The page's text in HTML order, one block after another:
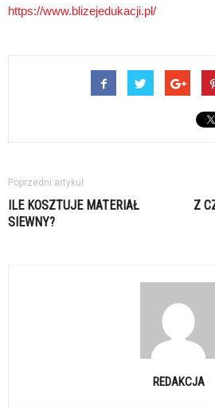
https://www.blizejedukacji.pl/
Poprzedni artykuł
ILE KOSZTUJE MATERIAŁ
SIEWNY?
Z
REDAKCJA